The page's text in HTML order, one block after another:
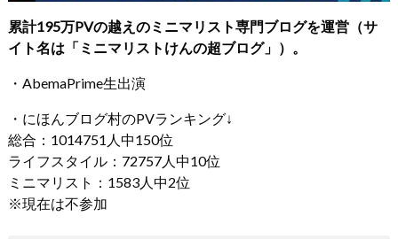
累計195万PVの越えのミニマリスト専門ブログを運営（サ
イト名は「ミニマリストけんの超ブログ」）。
・AbemaPrime生出演
・にほんブログ村のPVランキング↓
総合：1014751人中150位
ライフスタイル：72757人中10位
ミニマリスト：1583人中2位
※現在は不参加